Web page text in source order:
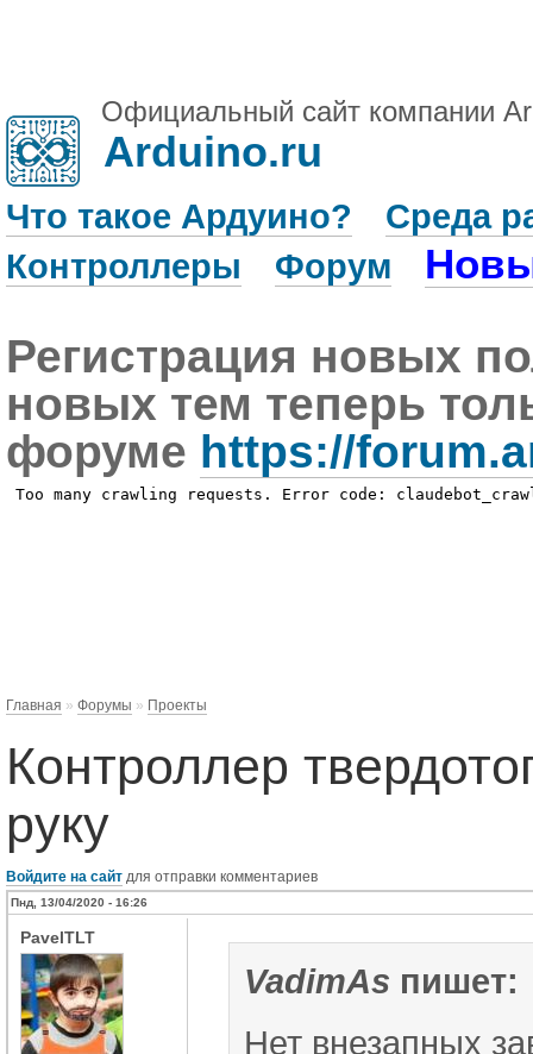
Официальный сайт компании
Arduino.ru
Что такое Ардуино?
Среда
Контроллеры
Форум
Регистрация новых
новых тем теперь
форуме https://
Главная » Форумы » Проекты
Контроллер
руку
Войдите на сайт для отправки комментариев
Пнд, 13/04/2020 - 16:26
PavelTLT
VadimAs пишет:
Нет внезапных